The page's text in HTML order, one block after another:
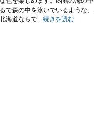
で森の中を泳いでいるような
海道ならで...続きを読む